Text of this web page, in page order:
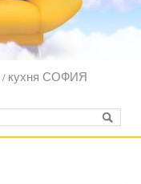
/ кухня СОФИЯ